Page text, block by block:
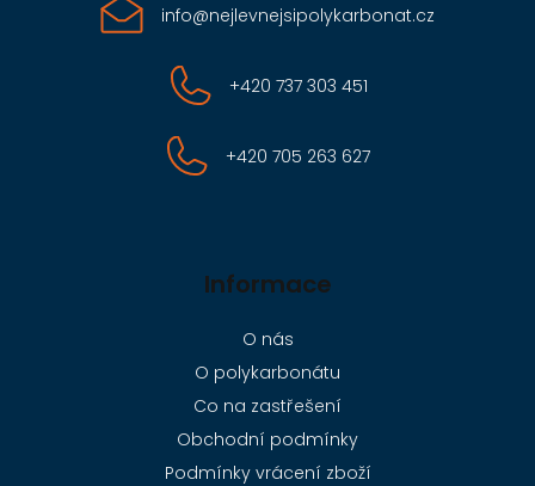
info@nejlevnejsipolykarbonat.cz
+420 737 303 451
+420 705 263 627
Informace
O nás
O polykarbonátu
Co na zastřešení
Obchodní podmínky
Podmínky vrácení zboží